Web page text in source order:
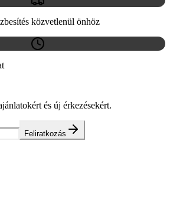
közvetlenül önhöz
és új érkezésekért.
Feliratkozás